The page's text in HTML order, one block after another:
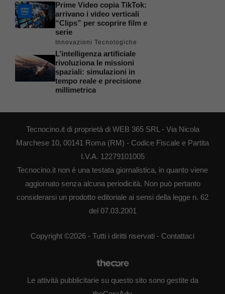
Prime Video copia TikTok:
arrivano i video verticali
“Clips” per scoprire film e
serie
Innovazioni Tecnologiche
L’intelligenza artificiale
rivoluziona le missioni
spaziali: simulazioni in
tempo reale e precisione
millimetrica
Tecnocino.it di proprietà di WEB 365 SRL - Via Nicola
Marchese 10, 00141 Roma (RM) - Codice Fiscale e Partita
I.V.A. 12279101005
Tecnocino.it non è una testata giornalistica, in quanto viene
aggiornato senza alcuna periodicità. Non può pertanto
considerarsi un prodotto editoriale ai sensi della legge n. 62
del 07.03.2001
Copyright ©2026 - Tutti i diritti riservati - Contattaci
Le attività pubblicitarie su questo sito sono gestite da